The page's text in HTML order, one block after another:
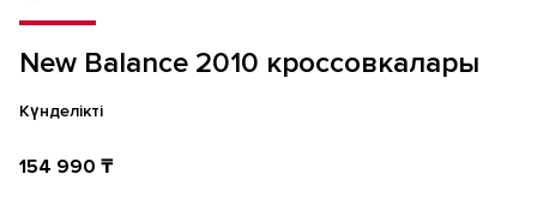
New Balance 2010 кроссовкалары
Күнделікті
154 990 ₸